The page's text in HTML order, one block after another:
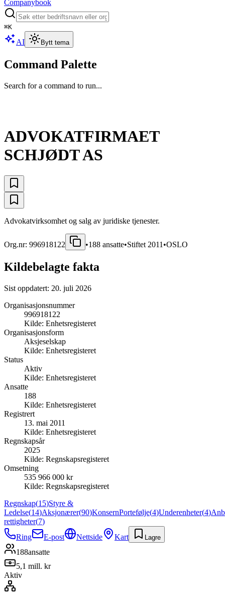
Companybook
⌘K
AI Bytt tema
Command Palette
Search for a command to run...
ADVOKATFIRMAET
SCHJØDT AS
Advokatvirksomhet og salg av juridiske tjenester.
Org.nr: 996918122 •188 ansatte•Stiftet 2011 •OSLO
Kildebelagte fakta
Sist oppdatert: 20. juli 2026
Organisasjonsnummer
996918122
Kilde: Enhetsregisteret
Organisasjonsform
Aksjeselskap
Kilde: Enhetsregisteret
Status
Aktiv
Kilde: Enhetsregisteret
Ansatte
188
Kilde: Enhetsregisteret
Registrert
13. mai 2011
Kilde: Enhetsregisteret
Regnskapsår
2025
Kilde: Regnskapsregisteret
Omsetning
535 966 000 kr
Kilde: Regnskapsregisteret
Regnskap(15)Styre &
Ledelse(14)Aksjonærer(90)KonsernPortefølje(4)Underenheter(4)
rettigheter(7)
Ring
E-post Nettside Kart Lagre
188ansatte
5,1 mill. kr
Aktiv